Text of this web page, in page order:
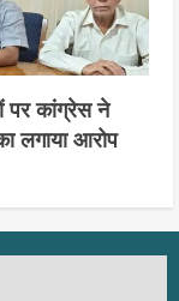
पर कांग्रेस ने
लगाया आरोप